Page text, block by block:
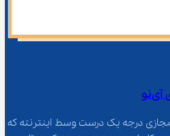
مجازی درجه یک درست وسط اینترنته که